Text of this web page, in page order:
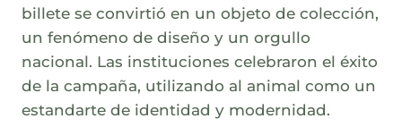
billete se convirtió en un objeto de colección,
un fenómeno de diseño y un orgullo
nacional. Las instituciones celebraron el éxito
de la campaña, utilizando al animal como un
estandarte de identidad y modernidad.